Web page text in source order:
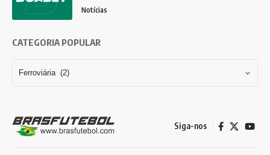
Notícias
CATEGORIA POPULAR
Siga-nos